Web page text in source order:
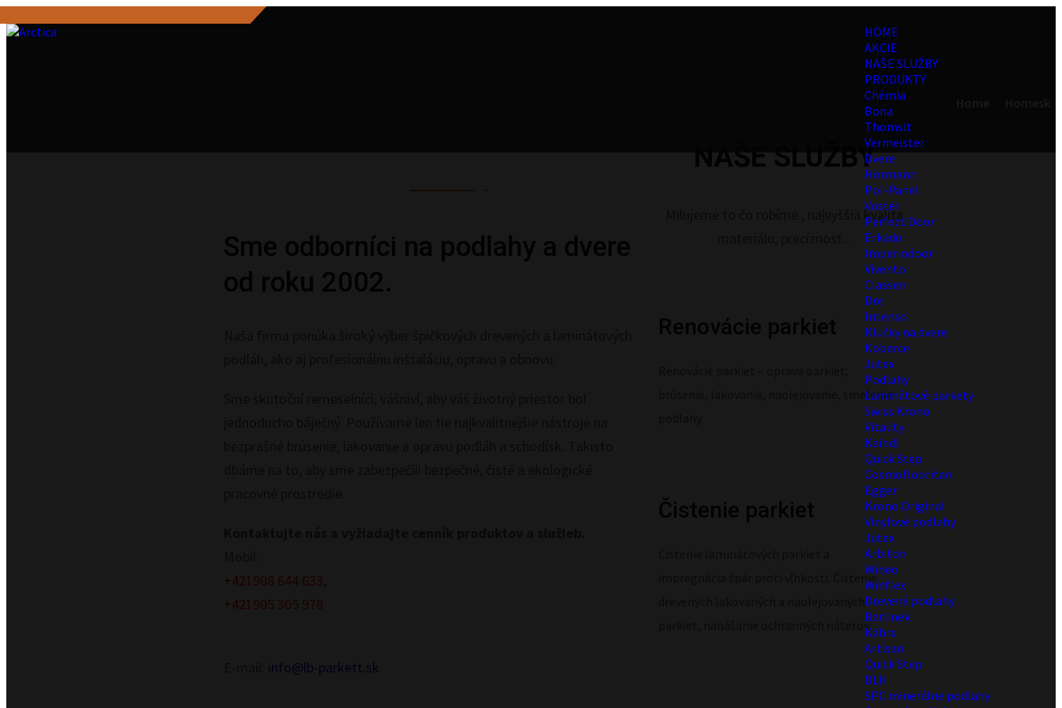
HOME
AKCIE
NAŠE SLUŽBY
PRODUKTY
Chémia
Bona
Thomsit
Vermeister
Dvere
Hörmann
Pol-Panel
Voster
Perfect Door
Erkado
Imperiodoor
Vivento
Classen
Dre
Intenso
Klučky na dvere
Koberce
Jutex
Podlahy
Laminátové parkety
Swiss Krono
Vitality
Kaindl
Quick Step
Cosmoflooritan
Egger
Krono Original
Vinylové podlahy
Jutex
Arbiton
Wineo
Winflex
Drevené podlahy
Barlinek
Kährs
Artisan
Quick Step
DLH
SPC minerálne podlahy
+421908 644 633,
+421905 305 978
info@lb-parkett.sk
NAŠE SLUŽBY
Milujeme to čo robíme , najvyššia kvalita
Renovácie parkiet
brúsenie, lakovanie, naolejovanie, tmelenie
Čistenie parkiet
impregnácia špár proti vľhkosti. Čistenie
parkiet, nanášanie ochranných náterov.